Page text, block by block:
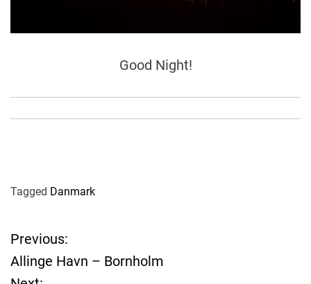
Good Night!
Tagged Danmark
P
o
Previous:
Allinge Havn – Bornholm